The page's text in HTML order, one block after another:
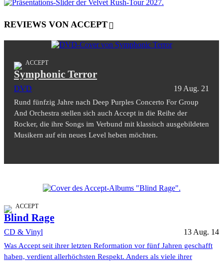
REVIEWS VON ACCEPT
ACCEPT
Symphonic Terror
DVD 19 Aug. 21
Rund fünfzig Jahre nach Deep Purples Concerto For Group
And Orchestra stellen sich auch Accept in die Reihe der
Rocker, die ihre Songs im Verbund mit klassisch ausgebildeten
Musikern auf ein neues Level heben möchten.
ACCEPT
Blind Rage
CD & Vinyl 13 Aug. 14
Was Accept seit ihrer letzten Reformation vor fünf Jahren geschafft
haben, verdient allerhöchsten Respekt. Anders als viele ihrer